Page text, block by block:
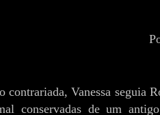
contrariada, Vanessa seguia
conservadas de um